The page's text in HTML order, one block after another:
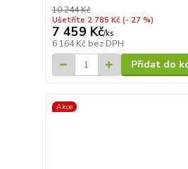
10 244 Kč
Ušetříte 2 785 Kč (- 27 %)
7 459 Kč/ks
6 164 Kč bez DPH
Přidat do
Akce